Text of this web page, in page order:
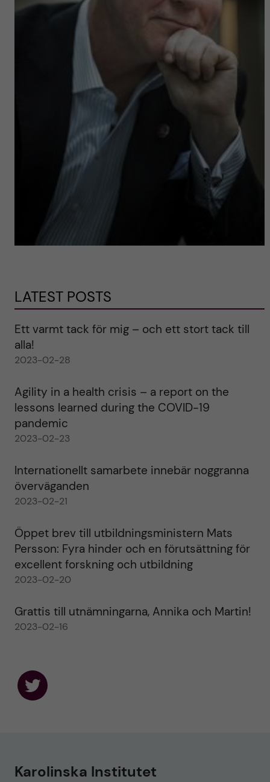
LATEST POSTS
Ett varmt tack för mig – och ett stort tack till
alla!
2023-02-28
Agility in a health crisis – a report on the
lessons learned during the COVID-19
pandemic
2023-02-23
Internationellt samarbete innebär noggranna
överväganden
2023-02-21
Öppet brev till utbildningsministern Mats
Persson: Fyra hinder och en förutsättning för
excellent forskning och utbildning
2023-02-20
Grattis till utnämningarna, Annika och Martin!
2023-02-16
s
Karolinska Institutet